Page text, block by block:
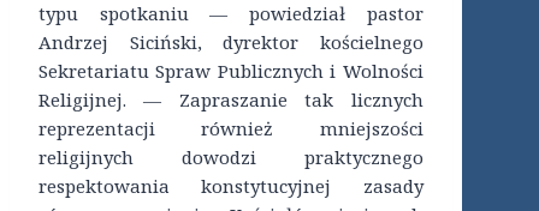
typu spotkaniu — powiedział pastor
Andrzej Siciński, dyrektor kościelnego
Sekretariatu Spraw Publicznych i Wolności
Religijnej. — Zapraszanie tak licznych
reprezentacji również mniejszości
religijnych dowodzi praktycznego
respektowania konstytucyjnej zasady